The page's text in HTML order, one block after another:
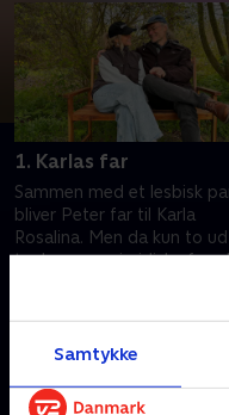
Samtykke
1. Karlas far
Sammen med et lesbisk
bliver Peter far til Karla
Rosalina. Men da kun to
tre kan være juridiske
Andre så også